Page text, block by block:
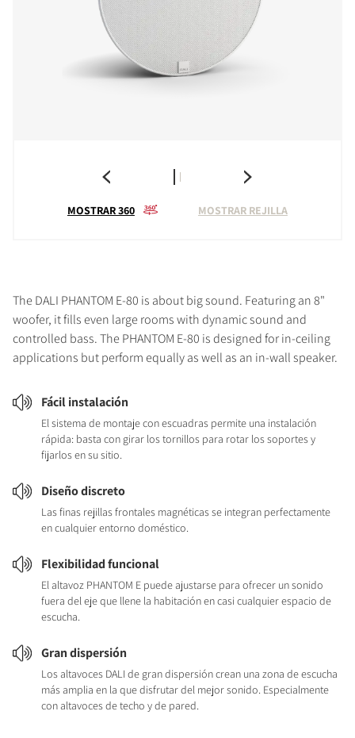
MOSTRAR 360 MOSTRAR REJILLA
The DALI PHANTOM E-80 is about big sound. Featuring an 8"
woofer, it fills even large rooms with dynamic sound and
controlled bass. The PHANTOM E-80 is designed for in-ceiling
applications but perform equally as well as an in-wall speaker.
Fácil instalación
El sistema de montaje con escuadras permite una instalación
rápida: basta con girar los tornillos para rotar los soportes y
fijarlos en su sitio.
Diseño discreto
Las finas rejillas frontales magnéticas se integran perfectamente
en cualquier entorno doméstico.
Flexibilidad funcional
El altavoz PHANTOM E puede ajustarse para ofrecer un sonido
fuera del eje que llene la habitación en casi cualquier espacio de
escucha.
Gran dispersión
Los altavoces DALI de gran dispersión crean una zona de escucha
más amplia en la que disfrutar del mejor sonido. Especialmente
con altavoces de techo y de pared.